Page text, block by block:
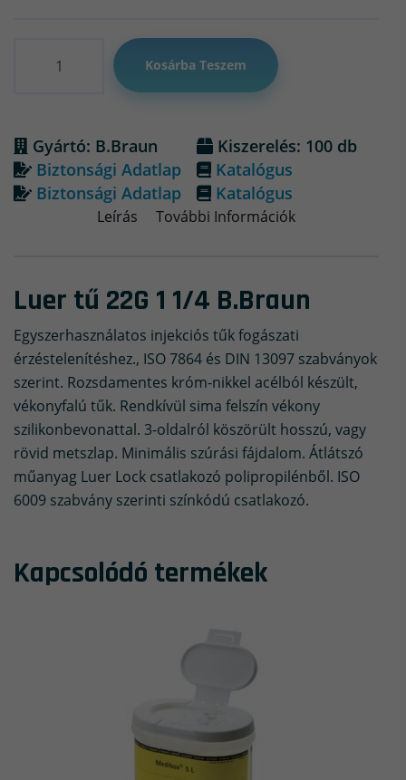
Kosárba Teszem
Gyártó: B.Braun
Kiszerelés: 100 db
Biztonsági Adatlap
Katalógus
Biztonsági Adatlap
Katalógus
Leírás További Információk
Luer tű 22G 1 1/4 B.Braun
Egyszerhasználatos injekciós tűk fogászati
érzéstelenítéshez., ISO 7864 és DIN 13097 szabványok
szerint. Rozsdamentes króm-nikkel acélból készült,
vékonyfalú tűk. Rendkívül sima felszín vékony
szilikonbevonattal. 3-oldalról köszörült hosszú, vagy
rövid metszlap. Minimális szúrási fájdalom. Átlátszó
műanyag Luer Lock csatlakozó polipropilénből. ISO
6009 szabvány szerinti színkódú csatlakozó.
Kapcsolódó termékek